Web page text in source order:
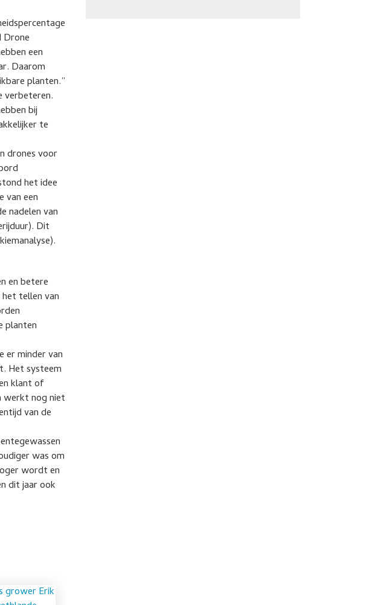
Drone
een
Daarom
planten.”
verbeteren.
bij
te
drones voor
het idee
van een
nadelen van
Dit
en betere
tellen van
planten
er minder van
Het systeem
klant of
werkt nog niet
van de
was om
wordt en
dit jaar ook